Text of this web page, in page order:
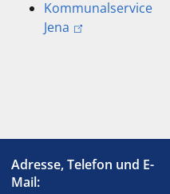
Kommunalservice
Jena
Adresse, Telefon und E-
Mail: